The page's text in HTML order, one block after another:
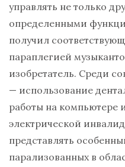
управлять не только
определенными
получил
параплегией
изобретатель. Среди
— использование
работы на компьютере
электрической
представлять
парализованных в